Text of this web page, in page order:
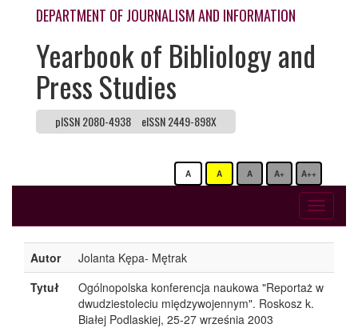
DEPARTMENT OF JOURNALISM AND INFORMATION
Yearbook of Bibliology and
Press Studies
pISSN 2080-4938 eISSN 2449-898X
A A A A+ A++
Toggle
Autor
Jolanta Kępa- Mętrak
Tytuł
Ogólnopolska konferencja naukowa "Reportaż w
dwudziestoleciu międzywojennym". Roskosz k.
Białej Podlaskiej, 25-27 września 2003